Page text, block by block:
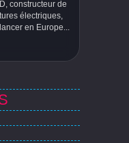
constructeur de
électriques,
en Europe...